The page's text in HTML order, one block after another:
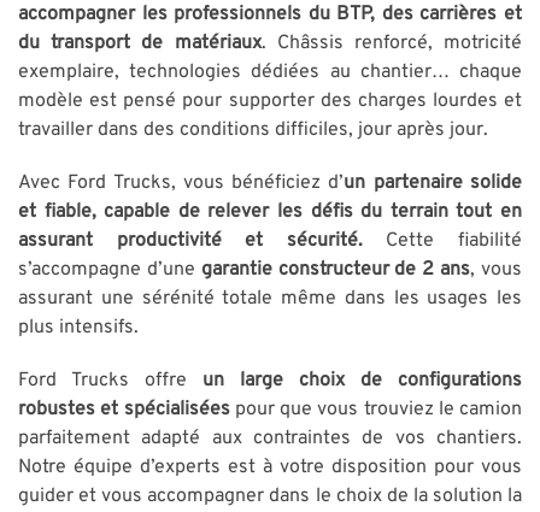
accompagner les professionnels du BTP, des carrières et
du transport de matériaux. Châssis renforcé, motricité
exemplaire, technologies dédiées au chantier… chaque
modèle est pensé pour supporter des charges lourdes et
travailler dans des conditions difficiles, jour après jour.
Avec Ford Trucks, vous bénéficiez d’un partenaire solide
et fiable, capable de relever les défis du terrain tout en
assurant productivité et sécurité. Cette fiabilité
s’accompagne d’une garantie constructeur de 2 ans, vous
assurant une sérénité totale même dans les usages les
plus intensifs.
Ford Trucks offre un large choix de configurations
robustes et spécialiséespour que vous trouviez le camion
parfaitement adapté aux contraintes de vos chantiers.
Notre équipe d’experts est à votre disposition pour vous
guider et vous accompagner dans le choix de la solution la